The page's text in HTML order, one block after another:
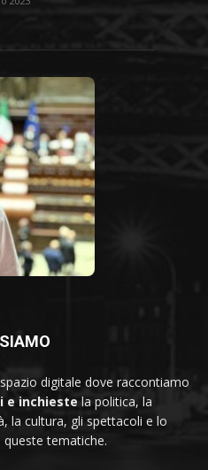
digitale dove raccontiamo
e inchieste la politica, la
la cultura, gli spettacoli e lo
tematiche.